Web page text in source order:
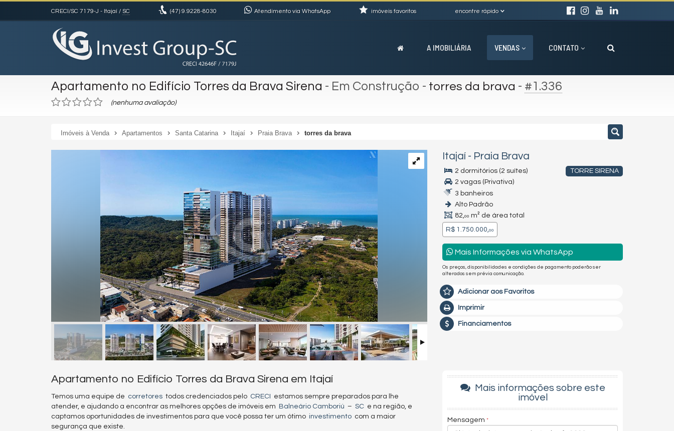
CRECI/SC 7179-J - Itajaí / SC (47) 9.9228-8030 Atendimento via WhatsApp encontre rápido
imóveis favoritos
A IMOBILIÁRIA VENDAS CONTATO
Apartamento no Edifício Torres da Brava Sirena - Em Construção - torres da brava - #1.336
(nenhuma avaliação)
Imóveis à Venda Apartamentos Santa Catarina Itajaí Praia Brava torres da brava
Itajaí - Praia Brava
TORRE SIRENA
2 dormitórios (2 suítes)
2 vagas (Privativa)
3 banheiros
Alto Padrão
82,00 m² de área total
R$ 1.750.000,00
Mais Informações via WhatsApp
Os preços, disponibilidades e condições de pagamento poderão ser
alterados sem prévia comunicação.
Adicionar aos Favoritos
Imprimir
Financiamentos
Apartamento no Edifício Torres da Brava Sirena em Itajaí
Temos uma equipe de corretores todos credenciados pelo CRECI
estamos sempre preparados para lhe
atender, e ajudando a encontrar as melhores opções de imóveis em
Balneário Camboriú – SC e na região, e
captamos oportunidades de investimentos para que você possa ter um ótimo investimento com a maior
segurança que existe.
Mais informações sobre este
imóvel
Mensagem